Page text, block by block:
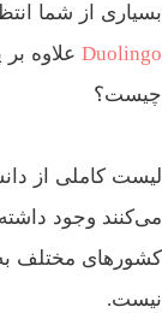
از شما
کاملی از
وجود داشته
مختلف